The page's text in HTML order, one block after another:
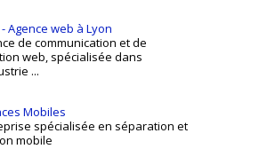
- Agence web à Lyon
de communication et de
web, spécialisée dans
...
Mobiles
spécialisée en séparation et
mobile